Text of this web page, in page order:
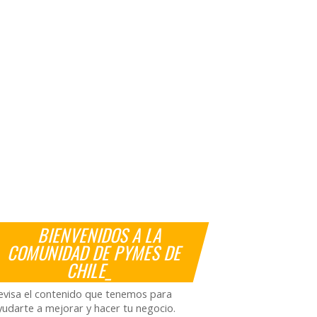
BIENVENIDOS A LA
COMUNIDAD DE PYMES DE
CHILE_
el contenido que tenemos para
a mejorar y hacer tu negocio.